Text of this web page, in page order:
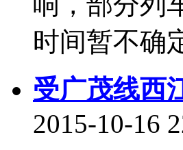
时间暂不确
受广茂线西
2015-10-16